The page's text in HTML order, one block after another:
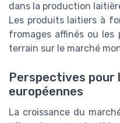
dans la production
Les produits laitiers à
fromages affinés ou
terrain sur le marché
Perspectives
européennes
La croissance du